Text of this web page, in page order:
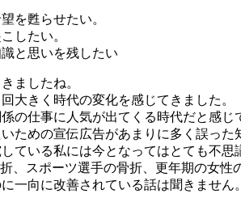
を甦らせたい。
したい。
と思いを残したい
ましたね。
大きく時代の変化を感じてきました。
の仕事に人気が出てくる時代だと感じ
ための宣伝広告があまりに多く誤っ
ている私には今となってはとても不思
、スポーツ選手の骨折、更年期の女
一向に改善されている話は聞きません。